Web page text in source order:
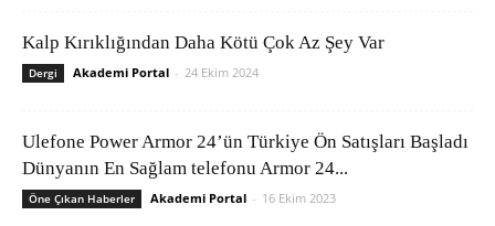
Kalp Kırıklığından Daha Kötü Çok Az Şey Var
Dergi Akademi Portal - 24 Ekim 2024
Ulefone Power Armor 24’ün Türkiye Ön Satışları Başladı
Dünyanın En Sağlam telefonu Armor 24...
Öne Çıkan Haberler Akademi Portal - 16 Ekim 2023